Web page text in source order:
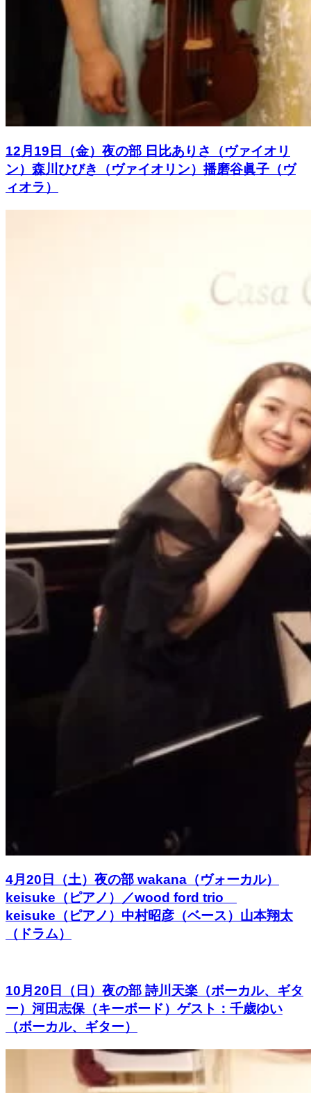
12月19日（金）夜の部 日比ありさ（ヴァイオリ
ン）森川ひびき（ヴァイオリン）播磨谷眞子（ヴ
ィオラ）
4月20日（土）夜の部 wakana（ヴォーカル）
keisuke（ピアノ）／wood ford trio
keisuke（ピアノ）中村昭彦（ベース）山本翔太
（ドラム）
10月20日（日）夜の部 詩川天楽（ボーカル、ギタ
ー）河田志保（キーボード）ゲスト：千歳ゆい
（ボーカル、ギター）